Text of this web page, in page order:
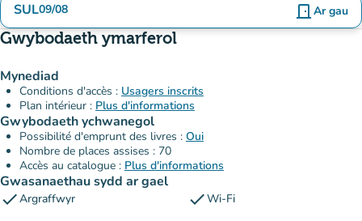
SUL09/08 door_front Ar gau
Gwybodaeth ymarferol
Mynediad
Conditions d'accès : Usagers inscrits
Plan intérieur : Plus d'informations
Gwybodaeth ychwanegol
Possibilité d'emprunt des livres : Oui
Nombre de places assises : 70
Accès au catalogue : Plus d'informations
Gwasanaethau sydd ar gael
checkArgraffwyr checkWi-Fi